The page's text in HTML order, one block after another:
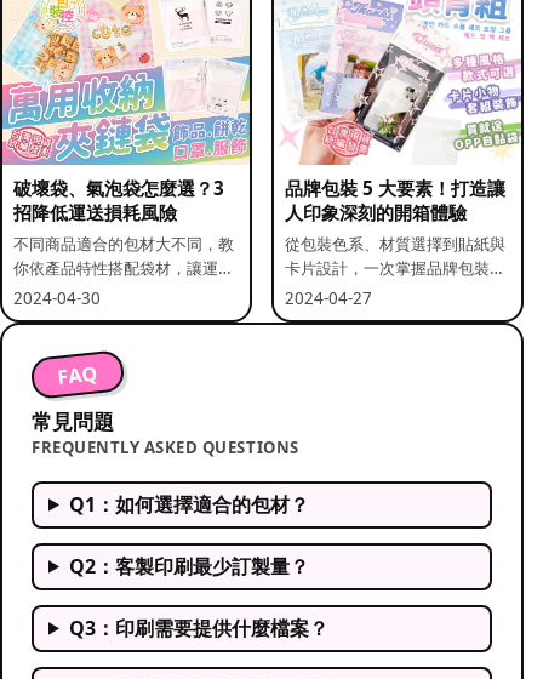
破壞袋、氣泡袋怎麼選？3
招降低運送損耗風險
不同商品適合的包材大不同，教
你依產品特性搭配袋材，讓運送
更安全。
2024-04-30
品牌包裝 5 大要素！打造讓
人印象深刻的開箱體驗
從包裝色系、材質選擇到貼紙與
卡片設計，一次掌握品牌包裝的
關鍵要素。
2024-04-27
FAQ
常見問題
FREQUENTLY ASKED QUESTIONS
Q1：如何選擇適合的包材？
Q2：客製印刷最少訂製量？
Q3：印刷需要提供什麼檔案？